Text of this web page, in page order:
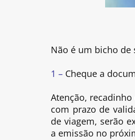
Não é um bicho de
1 – Cheque a
Atenção,
com prazo de
de viagem, serão
a emissão no